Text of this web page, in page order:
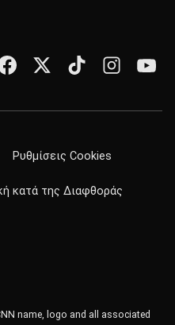
Ρυθμίσεις Cookies
κατά της Διαφθοράς
name, logo and all associated